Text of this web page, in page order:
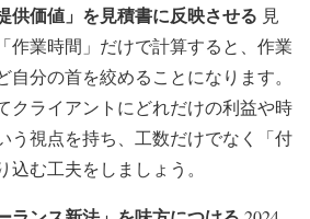
供価値」を見積書に反映させる 見
作業時間」だけで計算すると、作業
自分の首を絞めることになります。
クライアントにどれだけの利益や時
う視点を持ち、工数だけでなく「付
む工夫をしましょう。